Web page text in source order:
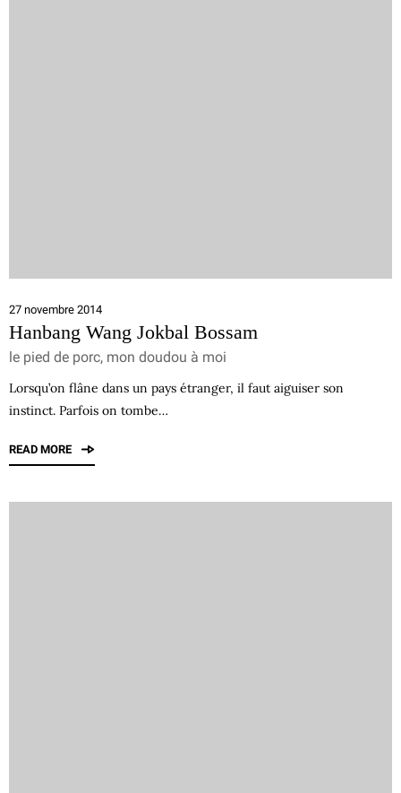
27 novembre 2014
Hanbang Wang Jokbal Bossam
le pied de porc, mon doudou à moi
Lorsqu’on flâne dans un pays étranger, il faut aiguiser son
instinct. Parfois on tombe…
READ MORE